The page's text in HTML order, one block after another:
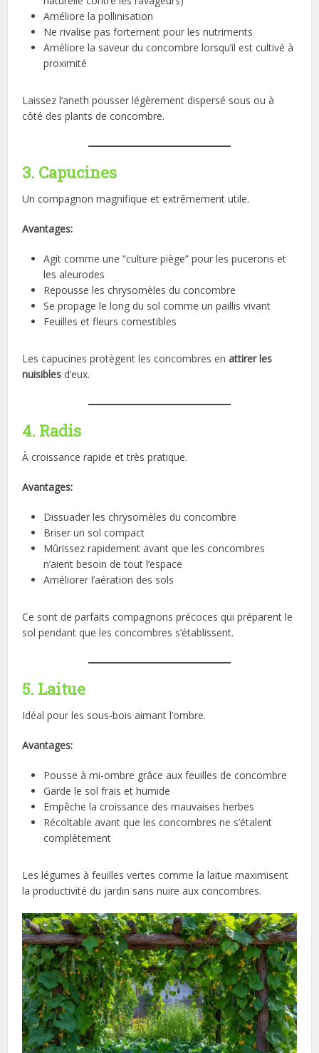
Améliore la pollinisation
Ne rivalise pas fortement pour les nutriments
Améliore la saveur du concombre lorsqu’il est cultivé à
proximité
Laissez l’aneth pousser légèrement dispersé sous ou à
côté des plants de concombre.
3. Capucines
Un compagnon magnifique et extrêmement utile.
Avantages:
Agit comme une “culture piège” pour les pucerons et
les aleurodes
Repousse les chrysomèles du concombre
Se propage le long du sol comme un paillis vivant
Feuilles et fleurs comestibles
Les capucines protègent les concombres enattirer les
nuisibles d’eux.
4. Radis
À croissance rapide et très pratique.
Avantages:
Dissuader les chrysomèles du concombre
Briser un sol compact
Mûrissez rapidement avant que les concombres
n’aient besoin de tout l’espace
Améliorer l’aération des sols
Ce sont de parfaits compagnons précoces qui préparent le
sol pendant que les concombres s’établissent.
5. Laitue
Idéal pour les sous-bois aimant l’ombre.
Avantages:
Pousse à mi-ombre grâce aux feuilles de concombre
Garde le sol frais et humide
Empêche la croissance des mauvaises herbes
Récoltable avant que les concombres ne s’étalent
complètement
Les légumes à feuilles vertes comme la laitue maximisent
la productivité du jardin sans nuire aux concombres.